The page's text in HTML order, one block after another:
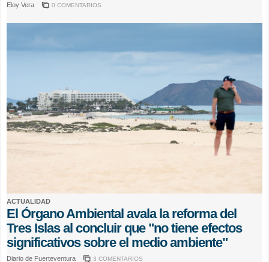
Eloy Vera 0 COMENTARIOS
ACTUALIDAD
El Órgano Ambiental avala la reforma del
Tres Islas al concluir que "no tiene efectos
significativos sobre el medio ambiente"
Diario de Fuerteventura 3 COMENTARIOS